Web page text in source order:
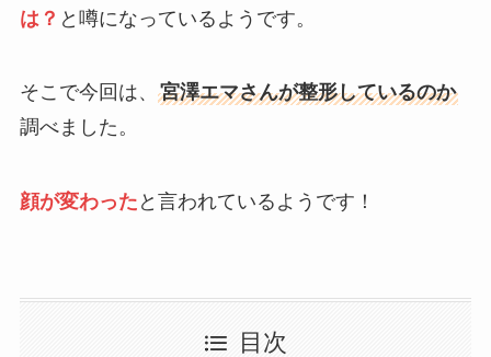
は？ と噂になっているようです。
そこで今回は、 宮澤エマさんが整形しているのか
調べました。
顔が変わった と言われているようです！
目次